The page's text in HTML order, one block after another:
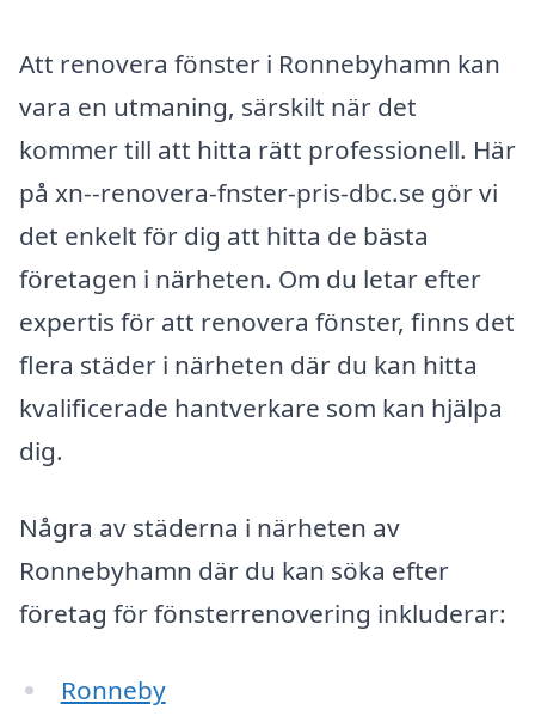
Att renovera fönster i Ronnebyhamn kan
vara en utmaning, särskilt när det
kommer till att hitta rätt professionell. Här
på xn--renovera-fnster-pris-dbc.se gör vi
det enkelt för dig att hitta de bästa
företagen i närheten. Om du letar efter
expertis för att renovera fönster, finns det
flera städer i närheten där du kan hitta
kvalificerade hantverkare som kan hjälpa
dig.
Några av städerna i närheten av
Ronnebyhamn där du kan söka efter
företag för fönsterrenovering inkluderar:
Ronneby